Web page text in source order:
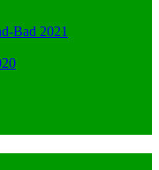
Bad 2021